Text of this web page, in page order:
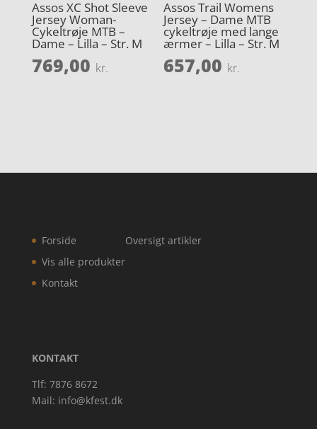
Assos XC Shot Sleeve
Jersey Woman-
Cykeltrøje MTB –
Dame – Lilla – Str. M
769,00 kr.
Assos Trail Womens
Jersey – Dame MTB
cykeltrøje med lange
ærmer – Lilla – Str. M
657,00 kr.
Forside
Vis alle produkter
Kontakt
Oversigt artikler
KONTAKT
Tlf: 7876 8672
Mail: info@kfest.dk